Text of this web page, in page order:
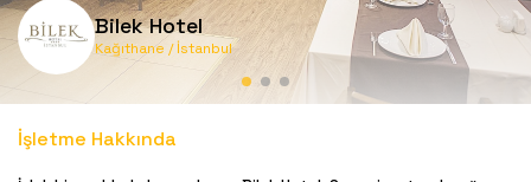
Bilek Hotel
Kağıthane / İstanbul
İşletme Hakkında